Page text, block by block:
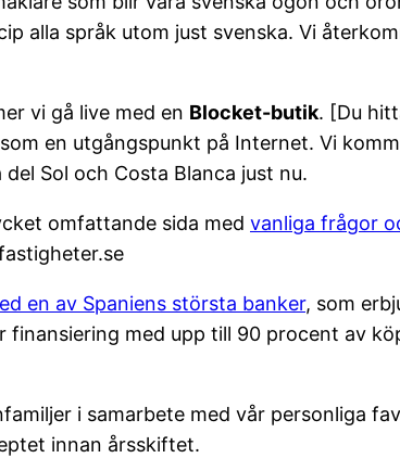
alla språk utom just svenska. Vi
vi gå live med en Blocket-butik. [Du
en utgångspunkt på Internet. Vi
Sol och Costa Blanca just nu.
omfattande sida med vanliga frågor
en av Spaniens största banker, som
finansiering med upp till 90 procent av
i samarbete med vår personliga
innan årsskiftet.